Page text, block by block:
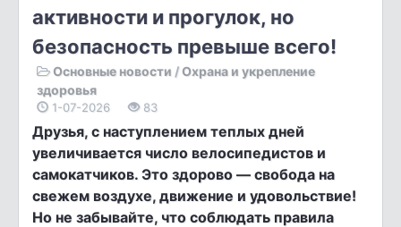
активности и прогулок, но
безопасность превыше всего!
Основные новости / Охрана и укрепление
здоровья
1-07-2026 83
Друзья, с наступлением теплых дней
увеличивается число велосипедистов и
самокатчиков. Это здорово — свобода на
свежем воздухе, движение и удовольствие!
Но не забывайте, что соблюдать правила